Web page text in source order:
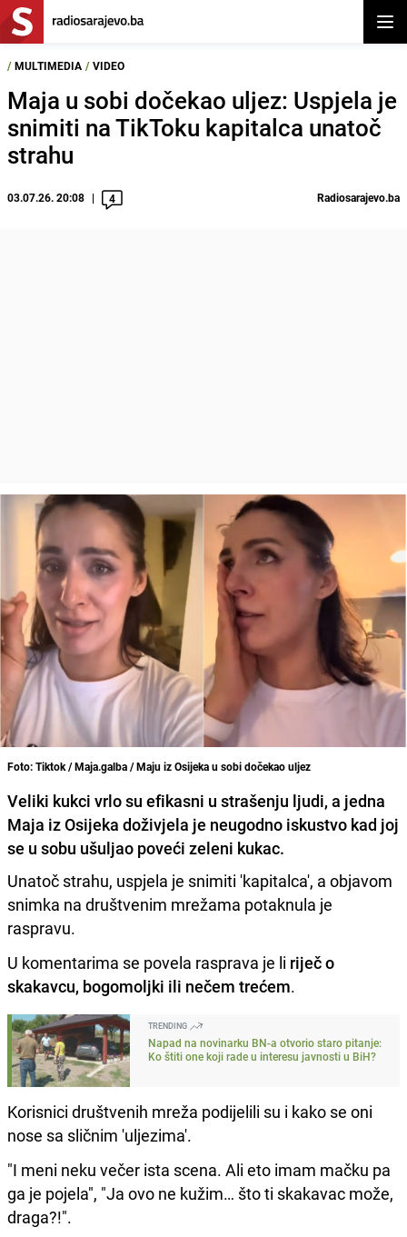
/ MULTIMEDIA / VIDEO
Maja u sobi dočekao uljez: Uspjela je
snimiti na TikToku kapitalca unatoč
strahu
03.07.26. 20:08 4 Radiosarajevo.ba
Foto: Tiktok / Maja.galba / Maju iz Osijeka u sobi dočekao uljez
Veliki kukci vrlo su efikasni u strašenju ljudi, a jedna
Maja iz Osijeka doživjela je neugodno iskustvo kad joj
se u sobu ušuljao poveći zeleni kukac.
Unatoč strahu, uspjela je snimiti 'kapitalca', a objavom
snimka na društvenim mrežama potaknula je
raspravu.
U komentarima se povela rasprava je li riječ o
skakavcu, bogomoljki ili nečem trećem.
TRENDING
Napad na novinarku BN-a otvorio staro pitanje:
Ko štiti one koji rade u interesu javnosti u BiH?
Korisnici društvenih mreža podijelili su i kako se oni
nose sa sličnim 'uljezima'.
"I meni neku večer ista scena. Ali eto imam mačku pa
ga je pojela", "Ja ovo ne kužim… što ti skakavac može,
draga?!".